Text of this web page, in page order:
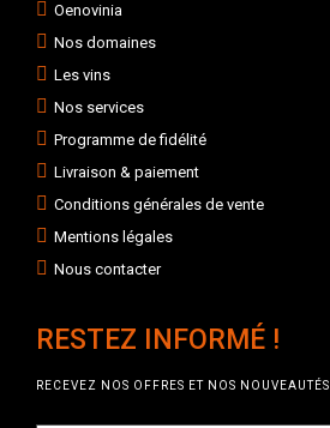
Oenovinia
Nos domaines
Les vins
Nos services
Programme de fidélité
Livraison & paiement
Conditions générales de vente
Mentions légales
Nous contacter
RESTEZ INFORMÉ !
RECEVEZ NOS OFFRES ET NOS NOUVEAUTÉS